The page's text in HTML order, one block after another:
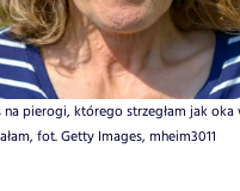
pierogi, którego strzegłam jak oka
fot. Getty Images, mheim3011